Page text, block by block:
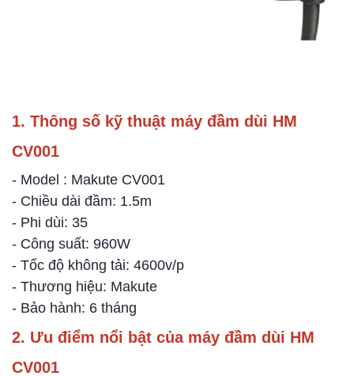
1. Thông số kỹ thuật máy đầm dùi HM
CV001
- Model : Makute CV001
- Chiều dài đầm: 1.5m
- Phi dùi: 35
- Công suất: 960W
- Tốc độ không tải: 4600v/p
- Thương hiệu: Makute
- Bảo hành: 6 tháng
2. Ưu điểm nổi bật của máy đầm dùi HM
CV001